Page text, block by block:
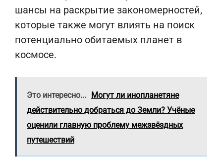
шансы на раскрытие закономерностей,
которые также могут влиять на поиск
потенциально обитаемых планет в
космосе.
Это интересно...
Могут ли инопланетяне
действительно добраться до Земли? Учёные
оценили главную проблему межзвёздных
путешествий